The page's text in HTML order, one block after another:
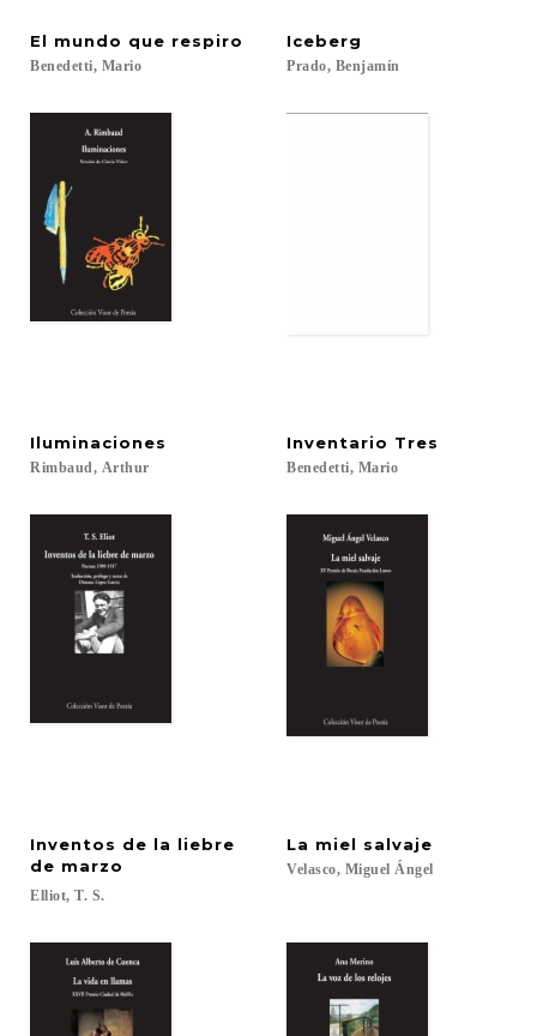
El mundo que respiro
Benedetti, Mario
Iceberg
Prado, Benjamín
Iluminaciones
Rimbaud, Arthur
Inventario Tres
Benedetti, Mario
Inventos de la liebre
de marzo
Elliot, T. S.
La miel salvaje
Velasco, Miguel Ángel